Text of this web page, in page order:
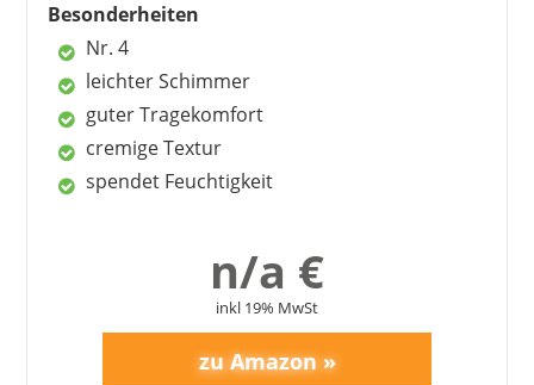
angenehme Deckkraft
Nachteile
relativ teuer
Besonderheiten
Nr. 4
leichter Schimmer
guter Tragekomfort
cremige Textur
spendet Feuchtigkeit
n/a €
inkl 19% MwSt